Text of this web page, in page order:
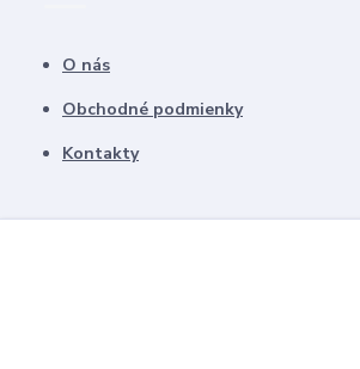
O nás
Obchodné podmienky
Kontakty